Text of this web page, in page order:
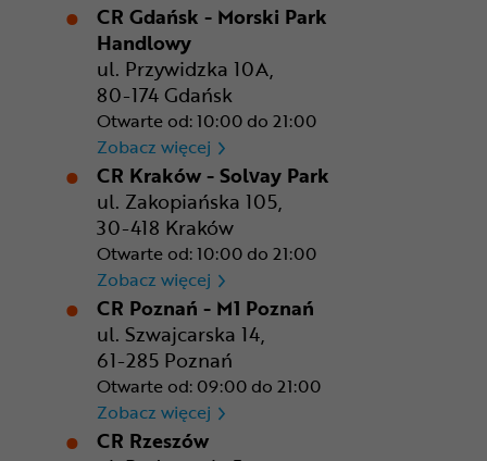
CR Gdańsk - Morski Park
Handlowy
ul. Przywidzka 10A,
80-174 Gdańsk
Otwarte od: 10:00 do 21:00
Zobacz więcej CR Gdańsk - Morski Park
CR Kraków - Solvay Park
ul. Zakopiańska 105,
30-418 Kraków
Otwarte od: 10:00 do 21:00
Zobacz więcej CR Kraków - Solvay Park
CR Poznań - M1 Poznań
ul. Szwajcarska 14,
61-285 Poznań
Otwarte od: 09:00 do 21:00
Zobacz więcej CR Poznań - M1 Poznań
CR Rzeszów